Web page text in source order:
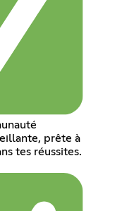
prête à
tes réussites.